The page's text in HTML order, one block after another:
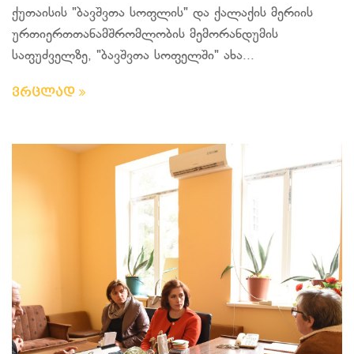
ქუთაისის "ბავშვთა სოფლის" და ქალაქის მერიის
ურთიერთთანამშრომლობის მემორანდუმის
საფუძველზე, "ბავშვთა სოფელში" ახა...
ვრცლად